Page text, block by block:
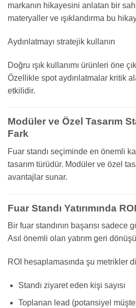
markanın hikayesini anlatan bir
materyaller ve ışıklandırma bu
Aydınlatmayı stratejik kullanın
Doğru ışık kullanımı ürünleri öne
Özellikle spot aydınlatmalar kritik
etkilidir.
Modüler ve Özel Tasarım
Fark
Fuar standı seçiminde en önemli
tasarım türüdür. Modüler ve özel
avantajlar sunar.
Fuar Standı Yatırımında
Bir fuar standının başarısı sadece
Asıl önemli olan yatırım geri
ROI hesaplamasında şu metrikler
Standı ziyaret eden kişi sayısı
Toplanan lead (potansiyel